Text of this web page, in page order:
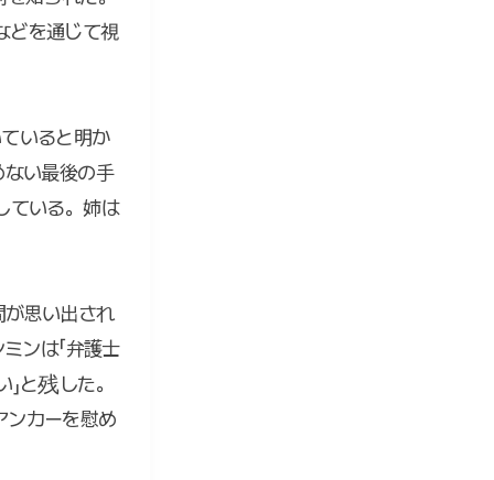
どを通じて視
いると明か
い最後の手
ている。姉は
思い出され
ンは「弁護士
と残した。
カーを慰め